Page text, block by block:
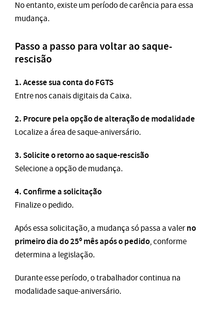
No entanto, existe um período de carência para essa
mudança.
Passo a passo para voltar ao saque-
rescisão
1. Acesse sua conta do FGTS
Entre nos canais digitais da Caixa.
2. Procure pela opção de alteração de modalidade
Localize a área de saque-aniversário.
3. Solicite o retorno ao saque-rescisão
Selecione a opção de mudança.
4. Confirme a solicitação
Finalize o pedido.
Após essa solicitação, a mudança só passa a valerno
primeiro dia do 25º mês após o pedido, conforme
determina a legislação.
Durante esse período, o trabalhador continua na
modalidade saque-aniversário.